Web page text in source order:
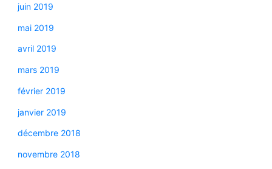
juin 2019
mai 2019
avril 2019
mars 2019
février 2019
janvier 2019
décembre 2018
novembre 2018